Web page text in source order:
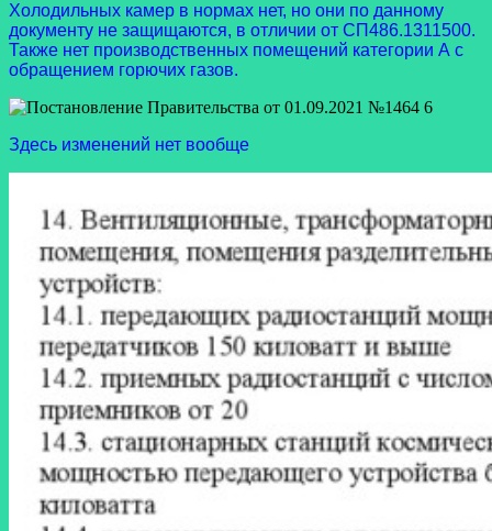
Холодильных камер в нормах нет, но они по данному
документу не защищаются, в отличии от СП486.1311500.
Также нет производственных помещений категории А с
обращением горючих газов.
Здесь изменений нет вообще